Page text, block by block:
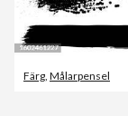
Färg, Målarpensel